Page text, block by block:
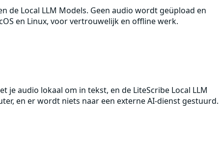
de Local LLM Models. Geen audio wordt geüpload en
en Linux, voor vertrouwelijk en offline werk.
audio lokaal om in tekst, en de LiteScribe Local LLM
en er wordt niets naar een externe AI-dienst gestuurd.